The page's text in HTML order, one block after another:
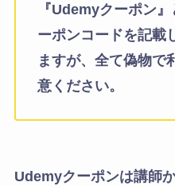
『Udemyクーポン
ーポンコードを記載
ますが、全て偽物で
意ください。
Udemyクーポンは講師